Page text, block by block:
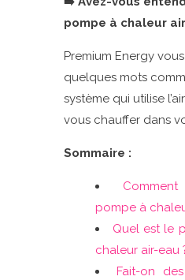
pompe à chaleur
Premium Energy
quelques mots
système qui utilise
vous chauffer dans
Sommaire :
pompe à
Quel est le
chaleur air-eau
Fait-on